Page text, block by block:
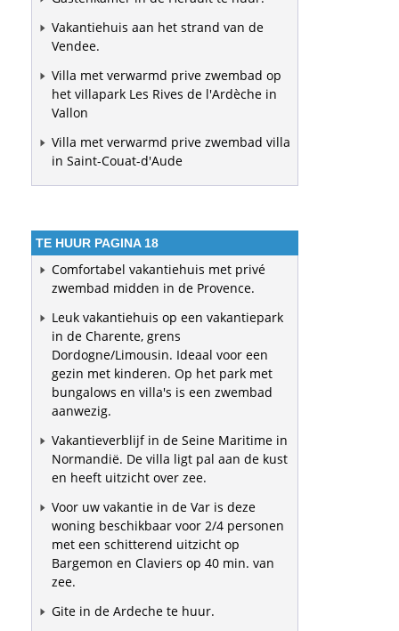
Vakantiehuis aan het strand van de
Vendee.
Villa met verwarmd prive zwembad op
het villapark Les Rives de l'Ardèche in
Vallon
Villa met verwarmd prive zwembad villa
in Saint-Couat-d'Aude
TE HUUR PAGINA 18
Comfortabel vakantiehuis met privé
zwembad midden in de Provence.
Leuk vakantiehuis op een vakantiepark
in de Charente, grens
Dordogne/Limousin. Ideaal voor een
gezin met kinderen. Op het park met
bungalows en villa's is een zwembad
aanwezig.
Vakantieverblijf in de Seine Maritime in
Normandië. De villa ligt pal aan de kust
en heeft uitzicht over zee.
Voor uw vakantie in de Var is deze
woning beschikbaar voor 2/4 personen
met een schitterend uitzicht op
Bargemon en Claviers op 40 min. van
zee.
Gite in de Ardeche te huur.